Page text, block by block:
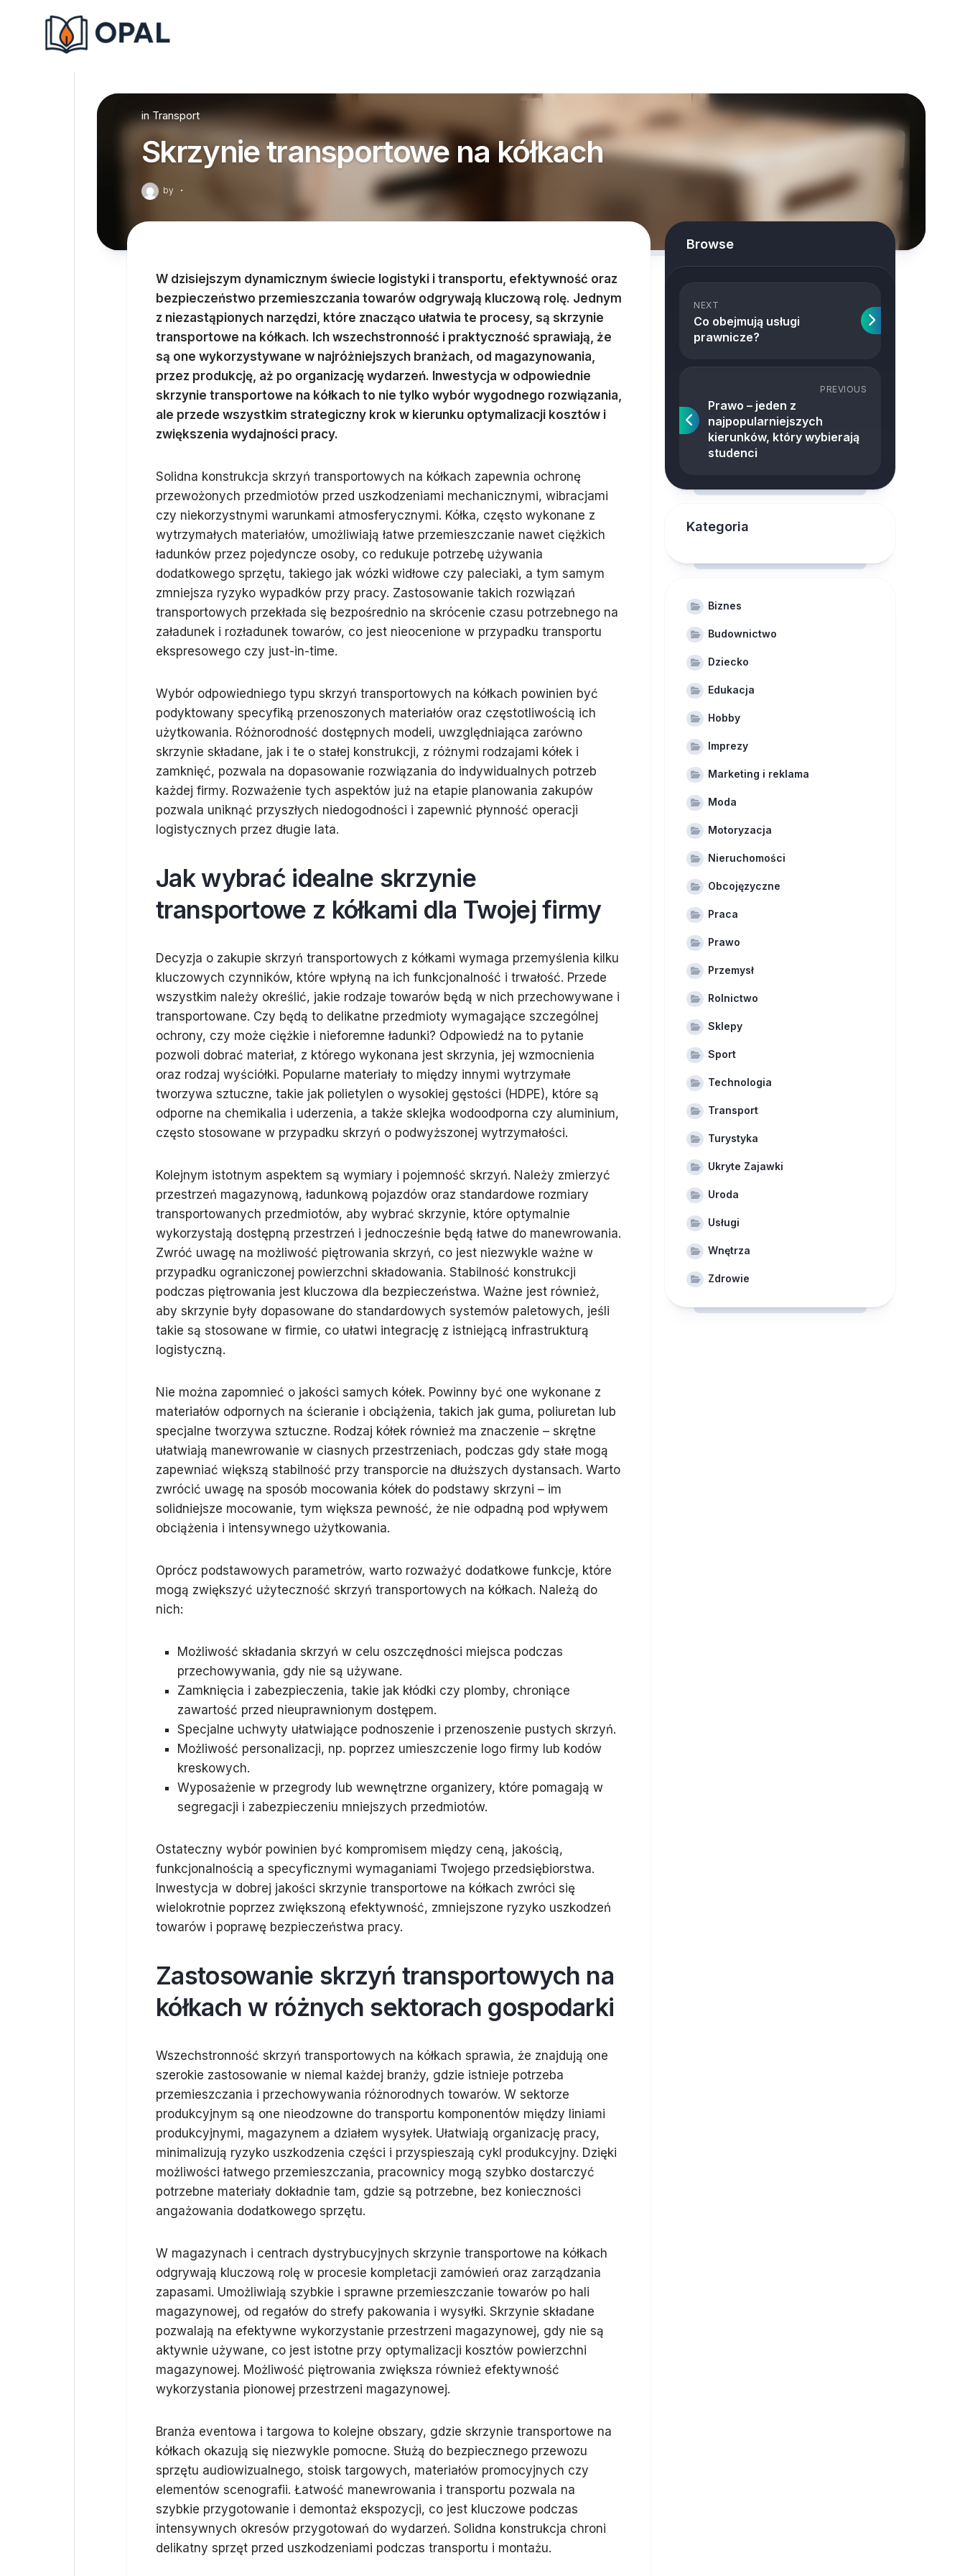
inTransport
Skrzynie transportowe na kółkach
by ·
W dzisiejszym dynamicznym świecie logistyki i transportu, efektywność oraz
bezpieczeństwo przemieszczania towarów odgrywają kluczową rolę. Jednym
z niezastąpionych narzędzi, które znacząco ułatwia te procesy, są skrzynie
transportowe na kółkach. Ich wszechstronność i praktyczność sprawiają, że
są one wykorzystywane w najróżniejszych branżach, od magazynowania,
przez produkcję, aż po organizację wydarzeń. Inwestycja w odpowiednie
skrzynie transportowe na kółkach to nie tylko wybór wygodnego rozwiązania,
ale przede wszystkim strategiczny krok w kierunku optymalizacji kosztów i
zwiększenia wydajności pracy.
Solidna konstrukcja skrzyń transportowych na kółkach zapewnia ochronę
przewożonych przedmiotów przed uszkodzeniami mechanicznymi, wibracjami
czy niekorzystnymi warunkami atmosferycznymi. Kółka, często wykonane z
wytrzymałych materiałów, umożliwiają łatwe przemieszczanie nawet ciężkich
ładunków przez pojedyncze osoby, co redukuje potrzebę używania
dodatkowego sprzętu, takiego jak wózki widłowe czy paleciaki, a tym samym
zmniejsza ryzyko wypadków przy pracy. Zastosowanie takich rozwiązań
transportowych przekłada się bezpośrednio na skrócenie czasu potrzebnego na
załadunek i rozładunek towarów, co jest nieocenione w przypadku transportu
ekspresowego czy just-in-time.
Wybór odpowiedniego typu skrzyń transportowych na kółkach powinien być
podyktowany specyfiką przenoszonych materiałów oraz częstotliwością ich
użytkowania. Różnorodność dostępnych modeli, uwzględniająca zarówno
skrzynie składane, jak i te o stałej konstrukcji, z różnymi rodzajami kółek i
zamknięć, pozwala na dopasowanie rozwiązania do indywidualnych potrzeb
każdej firmy. Rozważenie tych aspektów już na etapie planowania zakupów
pozwala uniknąć przyszłych niedogodności i zapewnić płynność operacji
logistycznych przez długie lata.
Jak wybrać idealne skrzynie
transportowe z kółkami dla Twojej firmy
Decyzja o zakupie skrzyń transportowych z kółkami wymaga przemyślenia kilku
kluczowych czynników, które wpłyną na ich funkcjonalność i trwałość. Przede
wszystkim należy określić, jakie rodzaje towarów będą w nich przechowywane i
transportowane. Czy będą to delikatne przedmioty wymagające szczególnej
ochrony, czy może ciężkie i nieforemne ładunki? Odpowiedź na to pytanie
pozwoli dobrać materiał, z którego wykonana jest skrzynia, jej wzmocnienia
oraz rodzaj wyściółki. Popularne materiały to między innymi wytrzymałe
tworzywa sztuczne, takie jak polietylen o wysokiej gęstości (HDPE), które są
odporne na chemikalia i uderzenia, a także sklejka wodoodporna czy aluminium,
często stosowane w przypadku skrzyń o podwyższonej wytrzymałości.
Kolejnym istotnym aspektem są wymiary i pojemność skrzyń. Należy zmierzyć
przestrzeń magazynową, ładunkową pojazdów oraz standardowe rozmiary
transportowanych przedmiotów, aby wybrać skrzynie, które optymalnie
wykorzystają dostępną przestrzeń i jednocześnie będą łatwe do manewrowania.
Zwróć uwagę na możliwość piętrowania skrzyń, co jest niezwykle ważne w
przypadku ograniczonej powierzchni składowania. Stabilność konstrukcji
podczas piętrowania jest kluczowa dla bezpieczeństwa. Ważne jest również,
aby skrzynie były dopasowane do standardowych systemów paletowych, jeśli
takie są stosowane w firmie, co ułatwi integrację z istniejącą infrastrukturą
logistyczną.
Nie można zapomnieć o jakości samych kółek. Powinny być one wykonane z
materiałów odpornych na ścieranie i obciążenia, takich jak guma, poliuretan lub
specjalne tworzywa sztuczne. Rodzaj kółek również ma znaczenie – skrętne
ułatwiają manewrowanie w ciasnych przestrzeniach, podczas gdy stałe mogą
zapewniać większą stabilność przy transporcie na dłuższych dystansach. Warto
zwrócić uwagę na sposób mocowania kółek do podstawy skrzyni – im
solidniejsze mocowanie, tym większa pewność, że nie odpadną pod wpływem
obciążenia i intensywnego użytkowania.
Oprócz podstawowych parametrów, warto rozważyć dodatkowe funkcje, które
mogą zwiększyć użyteczność skrzyń transportowych na kółkach. Należą do
nich:
Możliwość składania skrzyń w celu oszczędności miejsca podczas
przechowywania, gdy nie są używane.
Zamknięcia i zabezpieczenia, takie jak kłódki czy plomby, chroniące
zawartość przed nieuprawnionym dostępem.
Specjalne uchwyty ułatwiające podnoszenie i przenoszenie pustych skrzyń.
Możliwość personalizacji, np. poprzez umieszczenie logo firmy lub kodów
kreskowych.
Wyposażenie w przegrody lub wewnętrzne organizery, które pomagają w
segregacji i zabezpieczeniu mniejszych przedmiotów.
Ostateczny wybór powinien być kompromisem między ceną, jakością,
funkcjonalnością a specyficznymi wymaganiami Twojego przedsiębiorstwa.
Inwestycja w dobrej jakości skrzynie transportowe na kółkach zwróci się
wielokrotnie poprzez zwiększoną efektywność, zmniejszone ryzyko uszkodzeń
towarów i poprawę bezpieczeństwa pracy.
Zastosowanie skrzyń transportowych na
kółkach w różnych sektorach gospodarki
Wszechstronność skrzyń transportowych na kółkach sprawia, że znajdują one
szerokie zastosowanie w niemal każdej branży, gdzie istnieje potrzeba
przemieszczania i przechowywania różnorodnych towarów. W sektorze
produkcyjnym są one nieodzowne do transportu komponentów między liniami
produkcyjnymi, magazynem a działem wysyłek. Ułatwiają organizację pracy,
minimalizują ryzyko uszkodzenia części i przyspieszają cykl produkcyjny. Dzięki
możliwości łatwego przemieszczania, pracownicy mogą szybko dostarczyć
potrzebne materiały dokładnie tam, gdzie są potrzebne, bez konieczności
angażowania dodatkowego sprzętu.
W magazynach i centrach dystrybucyjnych skrzynie transportowe na kółkach
odgrywają kluczową rolę w procesie kompletacji zamówień oraz zarządzania
zapasami. Umożliwiają szybkie i sprawne przemieszczanie towarów po hali
magazynowej, od regałów do strefy pakowania i wysyłki. Skrzynie składane
pozwalają na efektywne wykorzystanie przestrzeni magazynowej, gdy nie są
aktywnie używane, co jest istotne przy optymalizacji kosztów powierzchni
magazynowej. Możliwość piętrowania zwiększa również efektywność
wykorzystania pionowej przestrzeni magazynowej.
Branża eventowa i targowa to kolejne obszary, gdzie skrzynie transportowe na
kółkach okazują się niezwykle pomocne. Służą do bezpiecznego przewozu
sprzętu audiowizualnego, stoisk targowych, materiałów promocyjnych czy
elementów scenografii. Łatwość manewrowania i transportu pozwala na
szybkie przygotowanie i demontaż ekspozycji, co jest kluczowe podczas
intensywnych okresów przygotowań do wydarzeń. Solidna konstrukcja chroni
delikatny sprzęt przed uszkodzeniami podczas transportu i montażu.
Browse
NEXT
Co obejmują usługi
prawnicze?
PREVIOUS
Prawo – jeden z
najpopularniejszych
kierunków, który wybierają
studenci
Kategoria
Biznes
Budownictwo
Dziecko
Edukacja
Hobby
Imprezy
Marketing i reklama
Moda
Motoryzacja
Nieruchomości
Obcojęzyczne
Praca
Prawo
Przemysł
Rolnictwo
Sklepy
Sport
Technologia
Transport
Turystyka
Ukryte Zajawki
Uroda
Usługi
Wnętrza
Zdrowie